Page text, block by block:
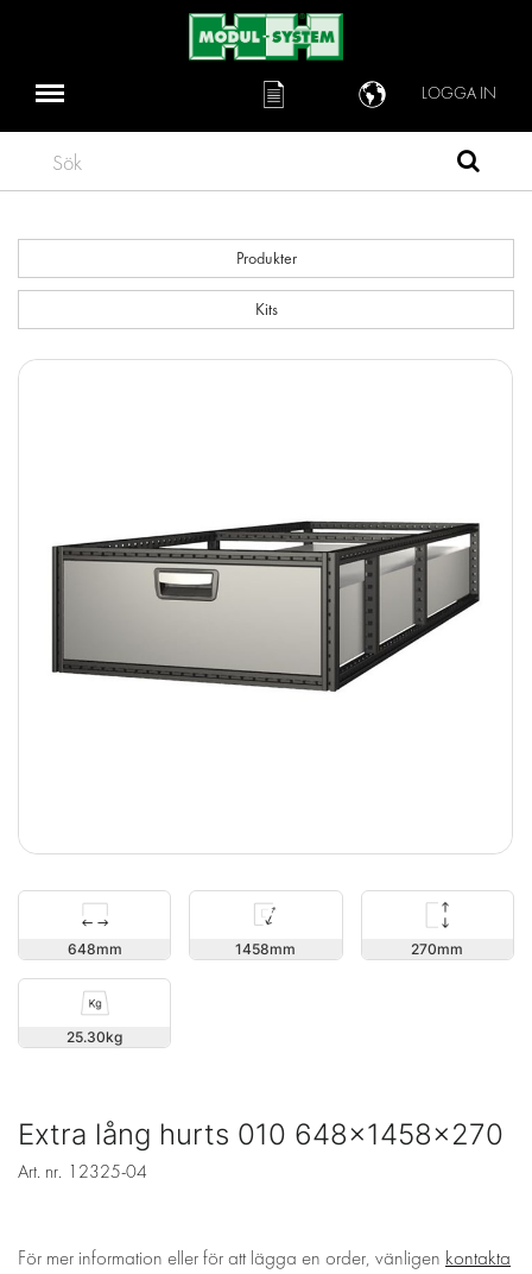
LOGGA IN
Sök
Produkter
Kits
648 1458 270
25.30
Extra lång hurts 010 648x1458x270
Art. nr. 12325-04
För mer information eller för att lägga en order, vänligen kontakta